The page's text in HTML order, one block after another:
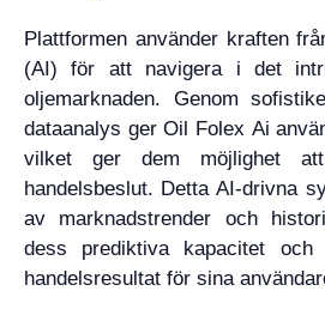
Plattformen använder kraften
(AI) för att navigera i det
oljemarknaden. Genom
dataanalys ger Oil Folex Ai
vilket ger dem möjlighet att
handelsbeslut. Detta AI-drivna
av marknadstrender och
dess prediktiva kapacitet och
handelsresultat för sina